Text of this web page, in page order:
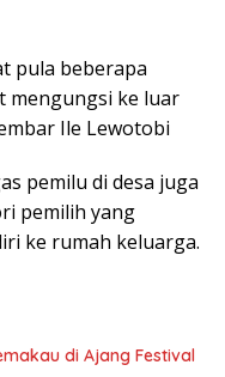
pula beberapa
mengungsi ke luar
Ile Lewotobi
pemilu di desa juga
pemilih yang
ke rumah keluarga.
di Ajang Festival